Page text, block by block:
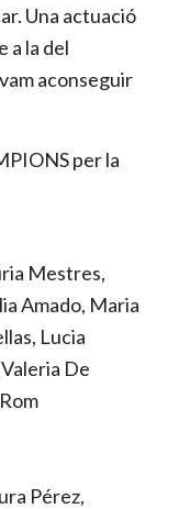
Una actuació
a la del
aconseguir
per la
Mestres,
Amado, Maria
Lucia
De
Pérez,